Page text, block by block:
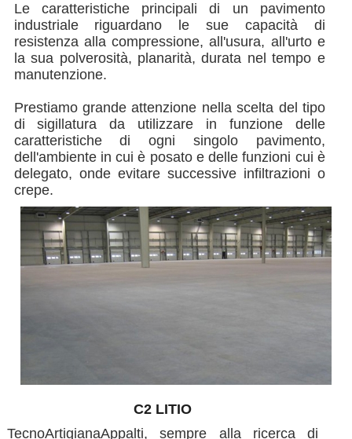
Le caratteristiche principali di un pavimento
industriale riguardano le sue capacità di
resistenza alla compressione, all'usura, all'urto e
la sua polverosità, planarità, durata nel tempo e
manutenzione.
Prestiamo grande attenzione nella scelta del tipo
di sigillatura da utilizzare in funzione delle
caratteristiche di ogni singolo pavimento,
dell'ambiente in cui è posato e delle funzioni cui è
delegato, onde evitare successive infiltrazioni o
crepe.
C2 LITIO
TecnoArtigianaAppalti, sempre alla ricerca di